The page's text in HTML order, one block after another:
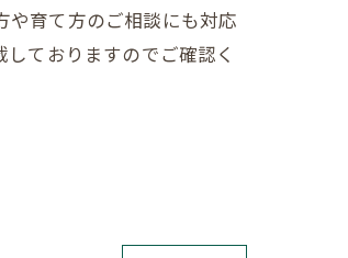
や育て方のご相談にも対応
ておりますのでご確認く